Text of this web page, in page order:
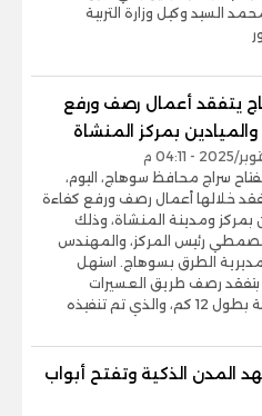
السيد وكيل وزارة التربية
يتفقد أعمال رصف ورفع
بمركز المنشاة
سراج محافظ سوهاج، اليوم،
خلالها أعمال رصف ورفع كفاءة
بمركز ومدينة المنشاة، وذلك
رئيس المركز، والمهندس
الطرق بسوهاج. استهل
بتفقد رصف طريق العسيرات
تم تنفيذه
المدن الذكية وتفتح أبواب